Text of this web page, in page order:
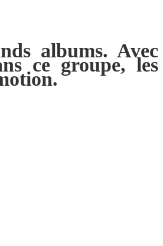
albums. Avec
ce groupe, les